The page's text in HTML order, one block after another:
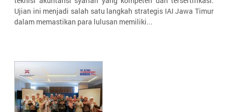
Ujian ini menjadi salah satu langkah strategis IAI Jawa Timur
dalam memastikan para lulusan memiliki...